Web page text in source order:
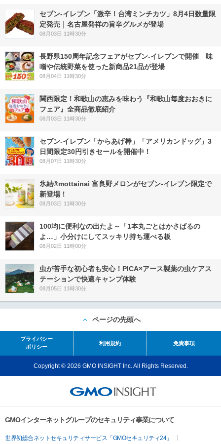
セブン-イレブン「激辛！台湾ミンチカツ」8月4日数量限
定発売｜名古屋発祥の旨辛グルメが登場
08月03日 11時30分
長野県150周年記念フェアがセブン-イレブンで開催 味
噌や伝統野菜を使った新商品21品が登場
08月04日 11時30分
関西限定！和歌山の恵みを味わう『和歌山毎度おおきに
フェア』全商品徹底紹介
08月03日 11時30分
セブン‐イレブン「からあげ棒」「アメリカンドッグ」3
日間限定30円引きセールを開催中！
08月07日 11時30分
氷結®mottainai 富良野メロンがセブン‐イレブン限定で
新登場！
08月03日 11時30分
100均に便利なの出たよ～「1本丸ごとはかさばるの
よ…」小分けにしてスッキリ持ち運べる板
08月02日 11時00分
虫が苦手な初心者も安心！PICA×アース製薬の虫ケアス
テーションで快適キャンプ体験
08月05日 11時30分
ページの先頭へ
プライバシー
ポリシー
利用規約 免責事項
Copyright © 2026 GMO INSIGHT Inc. All Rights Reserved.
GMOインターネットグループのセキュリティ事業について
世界初総合ネットセキュリティサービス「GMOセキュリティ24」